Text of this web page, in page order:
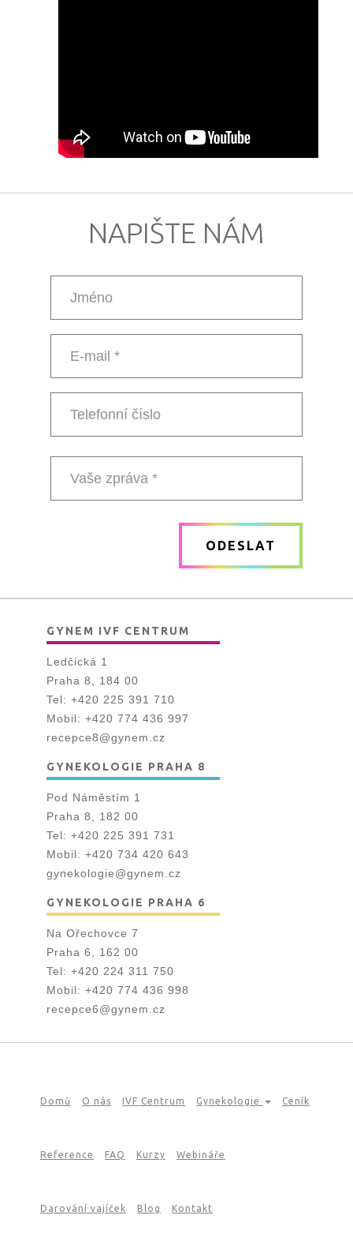
NAPIŠTE NÁM
ODESLAT
GYNEM IVF CENTRUM
Ledčická 1
Praha 8, 184 00
Tel: +420 225 391 710
Mobil: +420 774 436 997
recepce8@gynem.cz
GYNEKOLOGIE PRAHA 8
Pod Náměstím 1
Praha 8, 182 00
Tel: +420 225 391 731
Mobil: +420 734 420 643
gynekologie@gynem.cz
GYNEKOLOGIE PRAHA 6
Na Ořechovce 7
Praha 6, 162 00
Tel: +420 224 311 750
Mobil: +420 774 436 998
recepce6@gynem.cz
Domů O nás IVF Centrum Gynekologie Ceník
Reference FAQ Kurzy Webináře
Darování vajíček Blog Kontakt